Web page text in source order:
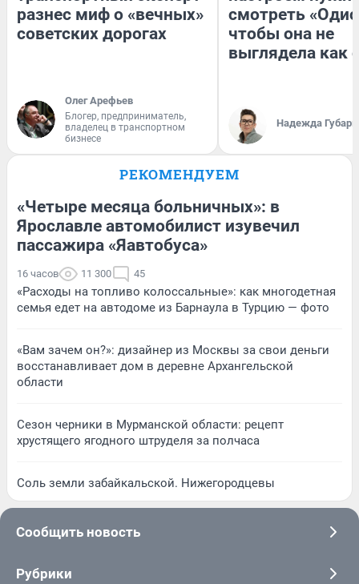
разнес миф о «вечных»
советских дорогах
Олег Арефьев
Блогер, предприниматель,
владелец в транспортном
бизнесе
смотреть
чтобы она не
выглядела как
Надежда Губарь
РЕКОМЕНДУЕМ
«Четыре месяца больничных»: в
Ярославле автомобилист изувечил
пассажира «Яавтобуса»
16 часов 11 300 45
«Расходы на топливо колоссальные»: как многодетная
семья едет на автодоме из Барнаула в Турцию — фото
«Вам зачем он?»: дизайнер из Москвы за свои деньги
восстанавливает дом в деревне Архангельской
области
Сезон черники в Мурманской области: рецепт
хрустящего ягодного штруделя за полчаса
Соль земли забайкальской. Нижегородцевы
Сообщить новость
Рубрики